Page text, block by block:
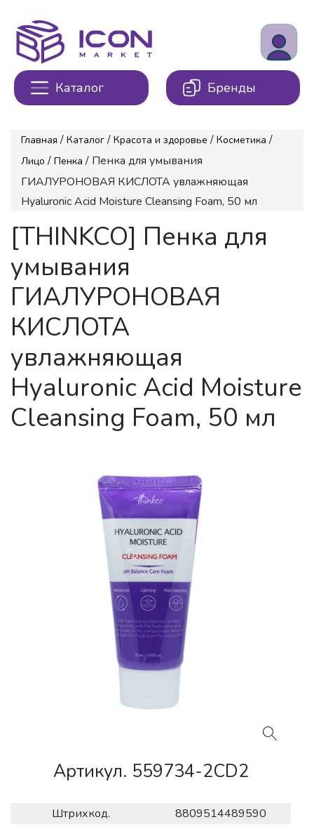
Каталог Бренды
Главная / Каталог / Красота и здоровье / Косметика /
Лицо / Пенка / Пенка для умывания
ГИАЛУРОНОВАЯ КИСЛОТА увлажняющая
Hyaluronic Acid Moisture Cleansing Foam, 50 мл
[THINKCO] Пенка для
умывания
ГИАЛУРОНОВАЯ
КИСЛОТА
увлажняющая
Hyaluronic Acid Moisture
Cleansing Foam, 50 мл
Артикул. 559734-2CD2
Штрихкод. 8809514489590